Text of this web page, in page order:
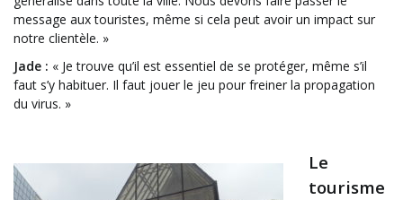
message aux touristes, même si cela peut avoir un impact sur
notre clientèle. »
Jade : « Je trouve qu’il est essentiel de se protéger, même s’il
faut s’y habituer. Il faut jouer le jeu pour freiner la propagation
du virus. »
Le
tourisme